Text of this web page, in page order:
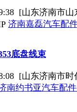
[山东济南市
济南嘉磊汽车配
底盘线束
[山东济南市时
南约书亚汽车配